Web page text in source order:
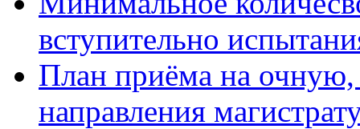
вступительно
План приёма на
направления